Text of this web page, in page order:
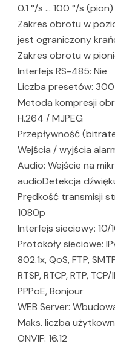
0.1 °/s … 100 °/s (pion)
Zakres obrotu w
jest ograniczony
Zakres obrotu w
Interfejs RS-485: Nie
Liczba presetów: 300
Metoda kompresji
H.264 / MJPEG
Przepływność
Wejścia / wyjścia
Audio: Wejście na
audioDetekcja
Prędkość transmisji
1080p
Interfejs sieciowy:
Protokoły sieciowe:
802.1x, QoS, FTP,
RTSP, RTCP, RTP,
PPPoE, Bonjour
WEB Server:
Maks. liczba
ONVIF: 16.12